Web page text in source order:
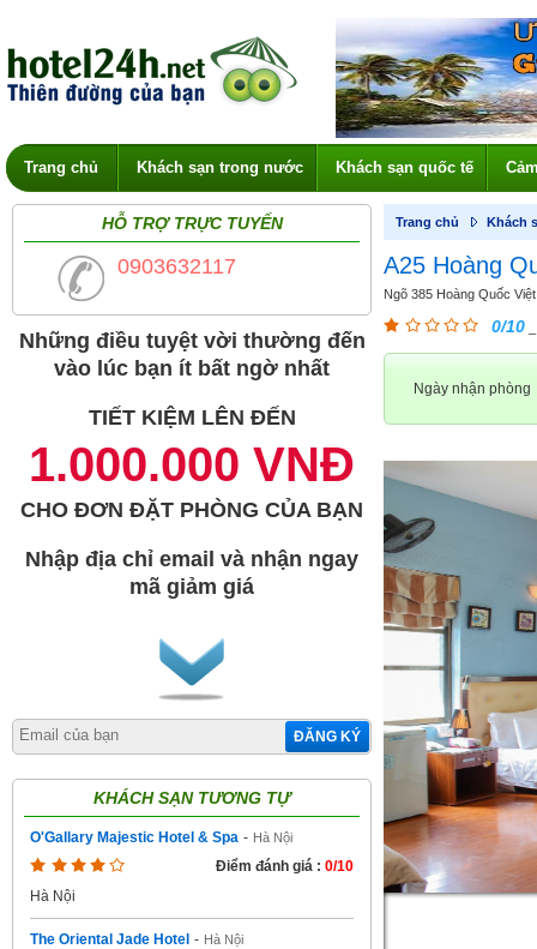
Trang chủ Khách sạn trong nước Khách sạn quốc tế
HỖ TRỢ TRỰC TUYẾN
0903632117
Những điều tuyệt vời thường đến
vào lúc bạn ít bất ngờ nhất
TIẾT KIỆM LÊN ĐẾN
1.000.000 VNĐ
CHO ĐƠN ĐẶT PHÒNG CỦA BẠN
Nhập địa chỉ email và nhận ngay
mã giảm giá
ĐĂNG KÝ
KHÁCH SẠN TƯƠNG TỰ
O'Gallary Majestic Hotel & Spa - Hà Nội
Điểm đánh giá : 0/10
Hà Nội
The Oriental Jade Hotel - Hà Nội
Trang chủ Khách
A25 Hoàng
Ngõ 385 Hoàng Quốc
0/10
Ngày nhận phòng